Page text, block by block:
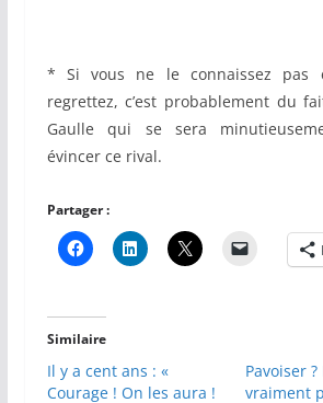
* Si vous ne le connaissez pas
regrettez, c’est probablement du
Gaulle qui se sera
évincer ce rival.
Partager :
Similaire
Il y a cent ans : «
Courage ! On les aura !
Pavoiser ?
vraiment